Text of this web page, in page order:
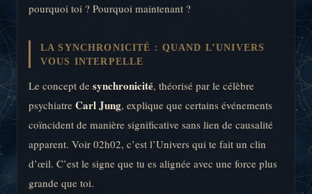
pourquoi toi ? Pourquoi maintenant ?
LA SYNCHRONICITÉ : QUAND L’UNIVERS
VOUS INTERPELLE
Le concept de synchronicité, théorisé par le célèbre
psychiatre Carl Jung, explique que certains événements
coïncident de manière significative sans lien de causalité
apparent. Voir 02h02, c’est l’Univers qui te fait un clin
d’œil. C’est le signe que tu es alignée avec une force plus
grande que toi.